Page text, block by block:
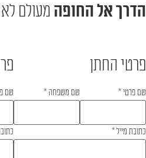
הדרך אל החופה מעולם
פרטי החתן
שם פרטי* שם משפחה*
כתובת מייל*
שם